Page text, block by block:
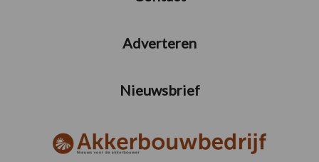
Adverteren
Nieuwsbrief